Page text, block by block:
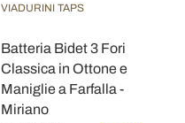
VIADURINI TAPS
Batteria Bidet 3 Fori
Classica in Ottone e
Maniglie a Farfalla -
Miriano